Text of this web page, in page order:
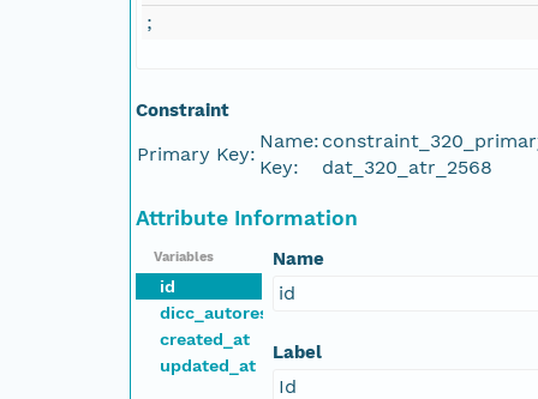
;
Constraint
Primary Key:
Name:
Key:
dat_320_atr_2568
Attribute Information
Variables
id
dicc_autores_seguimiento_id
created_at
updated_at
Name
id
Label
Id